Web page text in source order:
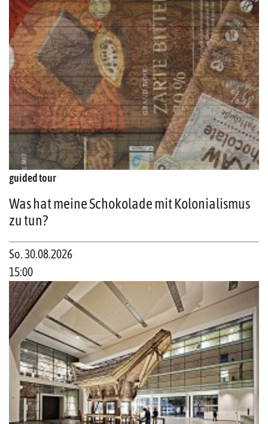
guided tour
Was hat meine Schokolade mit Kolonialismus
zu tun?
So. 30.08.2026
15:00